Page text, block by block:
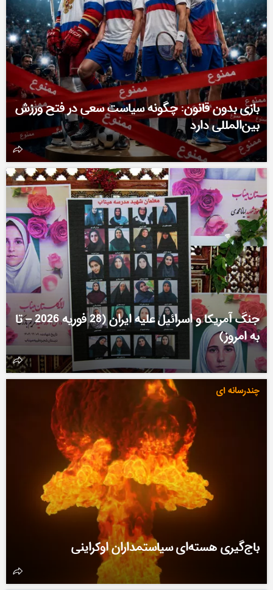
بازی بدون قانون: چگونه سیاست سعی در فتح ورزش
بین‌المللی دارد
جنگ آمریکا و اسرائیل علیه ایران (28 فوریه 2026 – تا
به امروز)
چندرسانه ای
باج‌گیری هسته‌ای سیاستمداران اوکراینی